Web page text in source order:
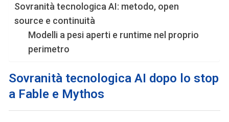
Sovranità tecnologica AI: metodo, open
source e continuità
Modelli a pesi aperti e runtime nel proprio
perimetro
Sovranità tecnologica AI dopo lo stop
a Fable e Mythos